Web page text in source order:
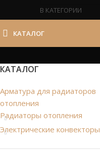
В КАТЕГОРИИ
КАТАЛОГ
КАТАЛОГ
Арматура для радиаторов
отопления
Радиаторы отопления
Электрические конвекторы